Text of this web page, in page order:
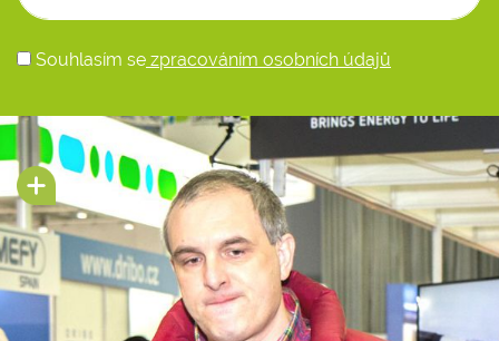
Souhlasím se zpracováním osobních údajů